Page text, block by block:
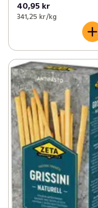
40,95 kr
341,25 kr /kg